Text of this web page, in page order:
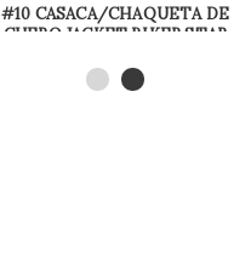
#10 CASACA/CHAQUETA DE
CUERO JACKET BIKER STAR